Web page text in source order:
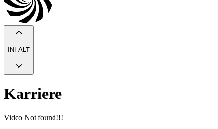
INHALT
Karriere
Video Not found!!!